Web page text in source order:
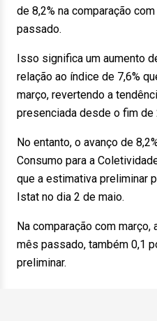
de 8,2% na comparação
passado.
Isso significa um aumento
relação ao índice de 7,6%
março, revertendo a
presenciada desde o fim de
No entanto, o avanço de
Consumo para a
que a estimativa preliminar
Istat no dia 2 de maio.
Na comparação com março,
mês passado, também 0,1
preliminar.